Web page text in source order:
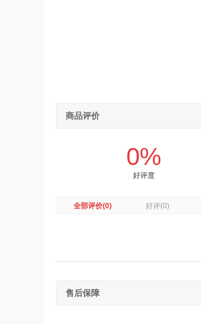
商品评价
0%
好评度
全部评价(0) 好评(0)
售后保障